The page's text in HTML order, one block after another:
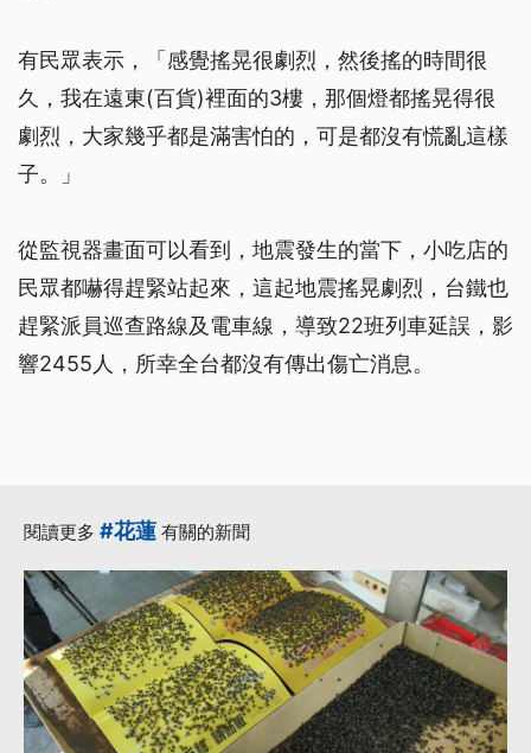
有民眾表示，「感覺搖晃很劇烈，然後搖的時間很
久，我在遠東(百貨)裡面的3樓，那個燈都搖晃得很
劇烈，大家幾乎都是滿害怕的，可是都沒有慌亂這樣
子。」
從監視器畫面可以看到，地震發生的當下，小吃店的
民眾都嚇得趕緊站起來，這起地震搖晃劇烈，台鐵也
趕緊派員巡查路線及電車線，導致22班列車延誤，影
響2455人，所幸全台都沒有傳出傷亡消息。
閱讀更多 #花蓮 有關的新聞